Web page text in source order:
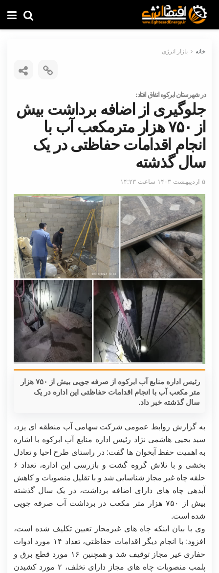
خانه بازار انرژی
در شهرستان ابرکوه اتفاق افتاد:
جلوگیری از اضافه برداشت بیش
از ۷۵۰ هزار مترمکعب آب با
انجام اقدامات حفاظتی در یک
سال گذشته
۵ اردیبهشت ۱۴۰۳ ساعت ۱۴:۲۳
رئیس اداره منابع آب ابرکوه از صرفه جویی بیش از ۷۵۰ هزار
متر مکعب آب با انجام اقدامات حفاظتی این اداره در یک
سال گذشته خبر داد.
به گزارش روابط عمومی شرکت سهامی آب منطقه ای یزد،
سید یحیی هاشمی نژاد رئیس اداره منابع آب ابرکوه با اشاره
به اهمیت حفظ آبخوان ها گفت: در راستای طرح احیا و تعادل
بخشی و با تلاش گروه گشت و بازرسی این اداره، تعداد ۶
حلقه چاه غیر مجاز شناسایی شد و با تقلیل منصوبات و کاهش
آبدهی چاه های دارای اضافه برداشت، در یک سال گذشته
بیش از ۷۵۰ هزار متر مکعب در برداشت آب صرفه جویی
شده است.
وی با بیان اینکه چاه های غیرمجاز تعیین تکلیف شده است،
افزود: با انجام ديگر اقدامات حفاظتي، تعداد ۱۴ مورد ادوات
حفاری غیر مجاز توقیف شد و همچنین ۱۶ مورد قطع برق و
پلمب منصوبات چاه های مجاز دارای تخلف، ۲ مورد کشیدن